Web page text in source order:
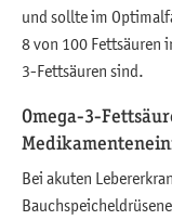
und sollte im
8 von 100 Fettsäuren
3-Fettsäuren sind.
Omega-3-
Bei akuten